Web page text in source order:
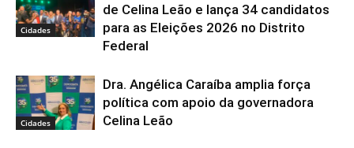
Cidades
de Celina Leão e lança 34 candidatos
para as Eleições 2026 no Distrito
Federal
Cidades
Dra. Angélica Caraíba amplia força
política com apoio da governadora
Celina Leão